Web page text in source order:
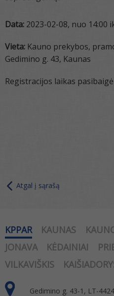
Data: 2023-02-08, nuo 14:00
Vieta: Kauno prekybos,
Gedimino g. 43, Kaunas
Registracijos laikas pasibaigė
Atgal į sąrašą
KPPAR KAUNAS
JONAVA
KĖDAINIAI
VILKAVIŠKIS
Gedimino g. 43-1, LT-